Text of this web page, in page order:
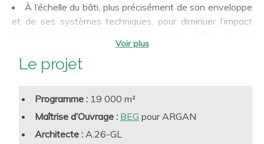
À l’échelle du bâti, plus précisément de son enveloppe
et de ses systèmes techniques, pour diminuer l’impact
stratégies d’approvisionnement durables (matérialité et
énergies), de qualité de l’air, de
À l’échelle du site pour promouvoir l'intégration des
eaux pluviales et de valorisation des aménagements
paysagers.
Et ce au service de l’attractivité territoriale ainsi qu’au
service des sièges sociaux de groupes industriels pour
définir et déployer leurs stratégies environnementales
Le projet
Programme : 19 000 m²
Maîtrise d’Ouvrage : BEG pour ARGAN
Architecte : A.26-GL